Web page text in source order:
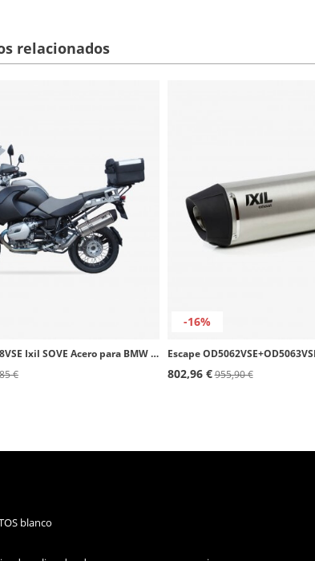
relacionados
Escape OB5098VSE Ixil SOVE Acero para BMW R 1200 GS Adventure (06-09)
€
-16%
802,96 €955,90 €